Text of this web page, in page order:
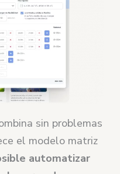
sin problemas
el modelo matriz
automatizar